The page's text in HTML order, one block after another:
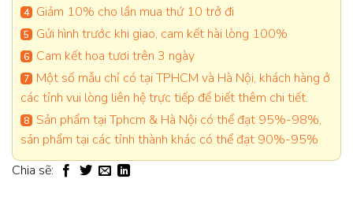
Giảm 10% cho lần mua thứ 10 trở đi
Gửi hình trước khi giao, cam kết hài lòng 100%
Cam kết hoa tươi trên 3 ngày
Một số mẫu chỉ có tại TPHCM và Hà Nội, khách hàng ở
các tỉnh vui lòng liên hệ trực tiếp để biết thêm chi tiết.
Sản phẩm tại Tphcm & Hà Nội có thể đạt 95%-98%,
sản phẩm tại các tỉnh thành khác có thể đạt 90%-95%
Chia sẽ: